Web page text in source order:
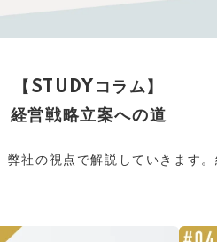
【STUDYコラム】
経営戦略立案への道
社の視点で解説していきます